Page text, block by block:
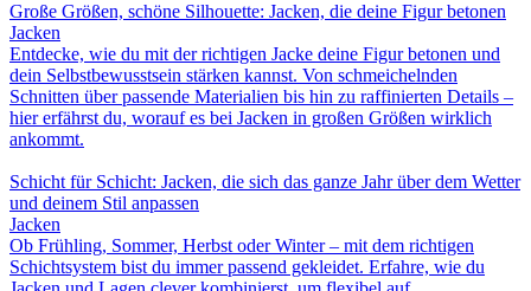
Große Größen, schöne Silhouette: Jacken, die deine Figur betonen
Jacken
Entdecke, wie du mit der richtigen Jacke deine Figur betonen und
dein Selbstbewusstsein stärken kannst. Von schmeichelnden
Schnitten über passende Materialien bis hin zu raffinierten Details –
hier erfährst du, worauf es bei Jacken in großen Größen wirklich
ankommt.
Schicht für Schicht: Jacken, die sich das ganze Jahr über dem Wetter
und deinem Stil anpassen
Jacken
Ob Frühling, Sommer, Herbst oder Winter – mit dem richtigen
Schichtsystem bist du immer passend gekleidet. Erfahre, wie du